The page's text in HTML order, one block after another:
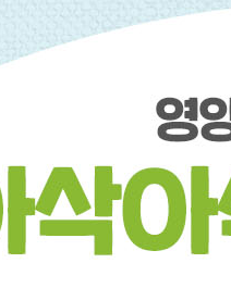
안 좋아한대요 ··· 당근 44
냥 잡초예요 ··· 우엉 48
면을 쓰고 위장한 거예요 ··· 오
먹어서 쓴맛이 나요 ··· 피망 56
를 쓰는데도 뿌리가 아니래요
아라! 채소 분류 퀴즈 ··· 68
정이 있어요